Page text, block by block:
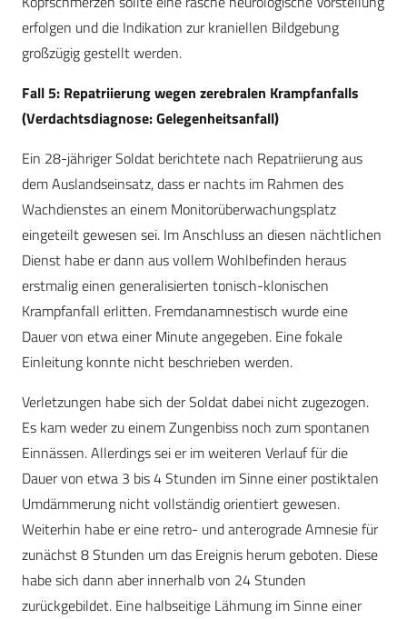
erfolgen und die Indikation zur kraniellen Bildgebung
großzügig gestellt werden.
Fall 5: Repatriierung wegen zerebralen Krampfanfalls
(Verdachtsdiagnose: Gelegenheitsanfall)
Ein 28-jähriger Soldat berichtete nach Repatriierung aus
dem Auslandseinsatz, dass er nachts im Rahmen des
Wachdienstes an einem Monitorüberwachungsplatz
eingeteilt gewesen sei. Im Anschluss an diesen nächtlichen
Dienst habe er dann aus vollem Wohlbefinden heraus
erstmalig einen generalisierten tonisch-klonischen
Krampfanfall erlitten. Fremdanamnestisch wurde eine
Dauer von etwa einer Minute angegeben. Eine fokale
Einleitung konnte nicht beschrieben werden.
Verletzungen habe sich der Soldat dabei nicht zugezogen.
Es kam weder zu einem Zungenbiss noch zum spontanen
Einnässen. Allerdings sei er im weiteren Verlauf für die
Dauer von etwa 3 bis 4 Stunden im Sinne einer postiktalen
Umdämmerung nicht vollständig orientiert gewesen.
Weiterhin habe er eine retro- und anterograde Amnesie für
zunächst 8 Stunden um das Ereignis herum geboten. Diese
habe sich dann aber innerhalb von 24 Stunden
zurückgebildet. Eine halbseitige Lähmung im Sinne einer